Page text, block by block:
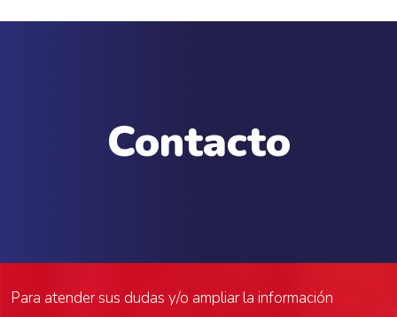
Contacto
Para atender sus dudas y/o ampliar la información